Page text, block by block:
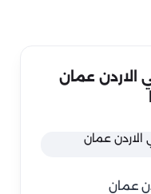
الاردن عمان
عمان